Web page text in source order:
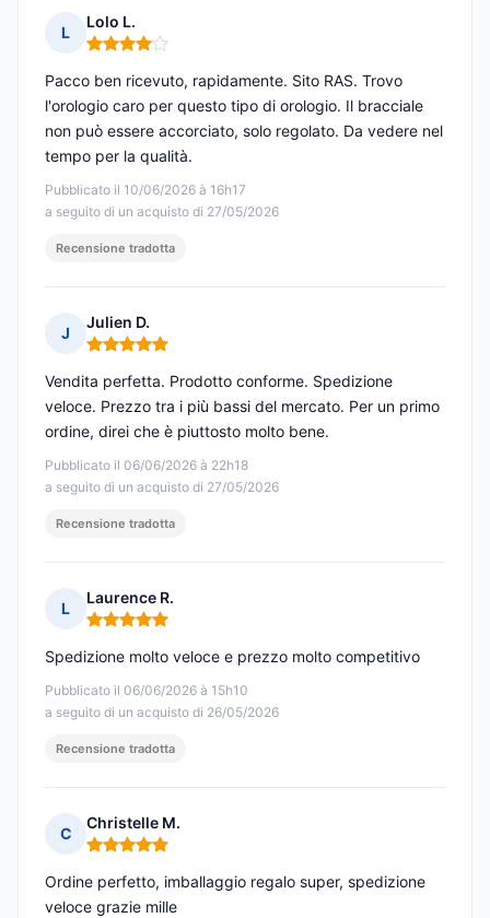
L
Lolo L.
Nota: 4 su 5
Pubblicato il 10/06/2026 à 16h17
a seguito di un acquisto di 27/05/2026
Pacco ben ricevuto, rapidamente. Sito RAS. Trovo
l'orologio caro per questo tipo di orologio. Il bracciale
non può essere accorciato, solo regolato. Da vedere nel
tempo per la qualità.
Recensione tradotta
J
Julien D.
Nota: 5 su 5
Pubblicato il 06/06/2026 à 22h18
a seguito di un acquisto di 27/05/2026
Vendita perfetta. Prodotto conforme. Spedizione
veloce. Prezzo tra i più bassi del mercato. Per un primo
ordine, direi che è piuttosto molto bene.
Recensione tradotta
L
Laurence R.
Nota: 5 su 5
Pubblicato il 06/06/2026 à 15h10
a seguito di un acquisto di 26/05/2026
Spedizione molto veloce e prezzo molto competitivo
Recensione tradotta
C
Christelle M.
Nota: 5 su 5
Ordine perfetto, imballaggio regalo super, spedizione
veloce grazie mille